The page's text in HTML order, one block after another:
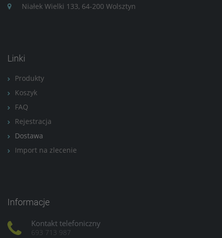
Niałek Wielki 133, 64-200 Wolsztyn
Linki
Produkty
Koszyk
FAQ
Rejestracja
Dostawa
Import na zlecenie
Informacje
Kontakt telefoniczny
693 713 987